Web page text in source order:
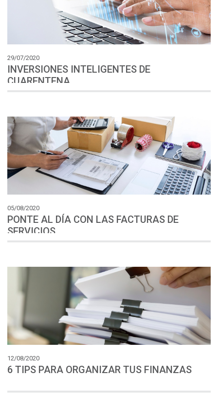
29/07/2020
INVERSIONES INTELIGENTES DE
CUARENTENA
05/08/2020
PONTE AL DÍA CON LAS FACTURAS DE
SERVICIOS
12/08/2020
6 TIPS PARA ORGANIZAR TUS FINANZAS